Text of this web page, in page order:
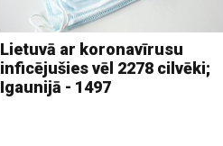
Lietuvā ar koronavīrusu
inficējušies vēl 2278 cilvēki;
Igaunijā - 1497